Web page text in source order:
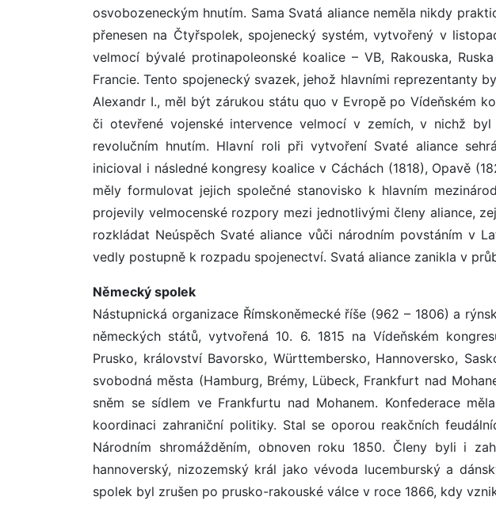
osvobozeneckým hnutím. Sama Svatá aliance neměla nikdy
přenesen na Čtyřspolek, spojenecký systém, vytvořený v
velmocí bývalé protinapoleonské koalice – VB, Rakouska,
Francie. Tento spojenecký svazek, jehož hlavními reprezentanty
Alexandr I., měl být zárukou státu quo v Evropě po Vídeňském
či otevřené vojenské intervence velmocí v zemích, v nichž
revolučním hnutím. Hlavní roli při vytvoření Svaté aliance
inicioval i následné kongresy koalice v Cáchách (1818), Opavě
měly formulovat jejich společné stanovisko k hlavním
projevily velmocenské rozpory mezi jednotlivými členy aliance,
rozkládat Neúspěch Svaté aliance vůči národním povstáním v
vedly postupně k rozpadu spojenectví. Svatá aliance zanikla v
Německý spolek
Nástupnická organizace Římskoněmecké říše (962 – 1806) a
německých států, vytvořená 10. 6. 1815 na Vídeňském
Prusko, království Bavorsko, Württembersko, Hannoversko,
svobodná města (Hamburg, Brémy, Lübeck, Frankfurt nad
sněm se sídlem ve Frankfurtu nad Mohanem. Konfederace
koordinaci zahraniční politiky. Stal se oporou reakčních
Národním shromážděním, obnoven roku 1850. Členy byli i
hannoverský, nizozemský král jako vévoda lucemburský a
spolek byl zrušen po prusko-rakouské válce v roce 1866, kdy